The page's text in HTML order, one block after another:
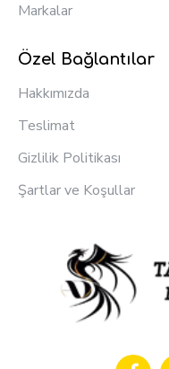
Markalar
Özel Bağlantılar
Hakkımızda
Teslimat
Gizlilik Politikası
Şartlar ve Koşullar